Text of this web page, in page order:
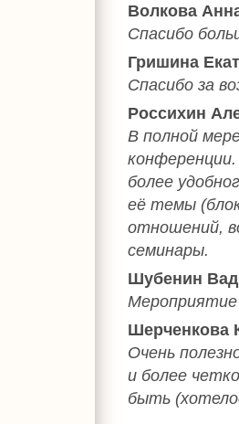
Волкова
Спасибо
Гришина
Спасибо за
Россихин
В полной
конференции.
более
её темы
отношений,
семинары.
Шубенин
Мероприятие
Шерченкова
Очень
и более
быть